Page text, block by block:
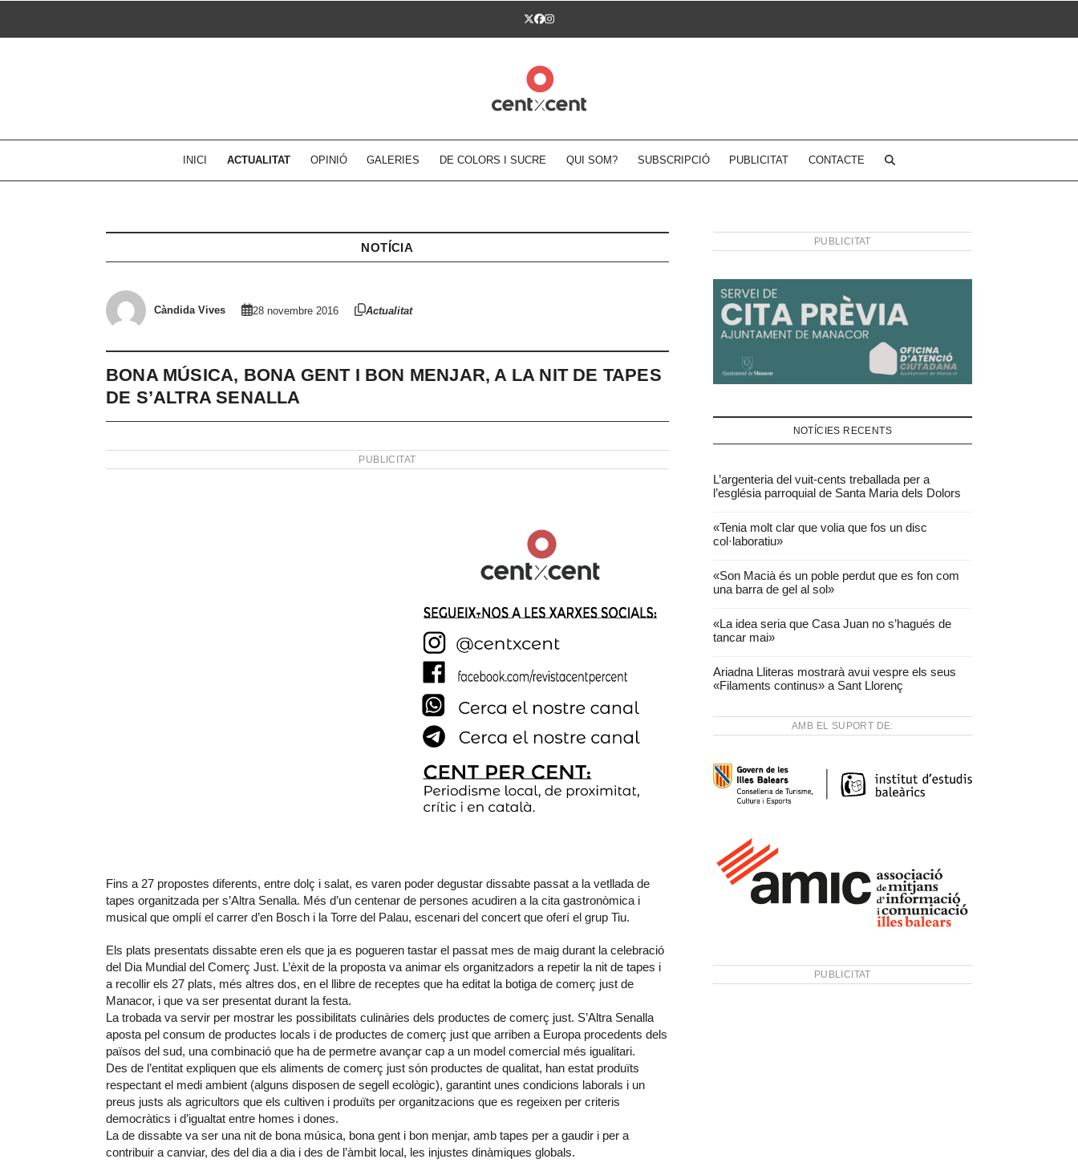
Twitter
Facebook
Instagram
INICI ACTUALITAT OPINIÓ GALERIES DE COLORS I SUCRE QUI SOM? SUBSCRIPCIÓ PUBLICITAT CONTACTE
NOTÍCIA
Càndida Vives 28 novembre 2016 Actualitat
BONA MÚSICA, BONA GENT I BON MENJAR, A LA NIT DE TAPES
DE S’ALTRA SENALLA
PUBLICITAT
Fins a 27 propostes diferents, entre dolç i salat, es varen poder degustar dissabte passat a la vetllada de
tapes organitzada per s’Altra Senalla. Més d’un centenar de persones acudiren a la cita gastronòmica i
musical que omplí el carrer d’en Bosch i la Torre del Palau, escenari del concert que oferí el grup Tiu.
Els plats presentats dissabte eren els que ja es pogueren tastar el passat mes de maig durant la celebració
del Dia Mundial del Comerç Just. L’èxit de la proposta va animar els organitzadors a repetir la nit de tapes i
a recollir els 27 plats, més altres dos, en el llibre de receptes que ha editat la botiga de comerç just de
Manacor, i que va ser presentat durant la festa.
La trobada va servir per mostrar les possibilitats culinàries dels productes de comerç just. S’Altra Senalla
aposta pel consum de productes locals i de productes de comerç just que arriben a Europa procedents dels
països del sud, una combinació que ha de permetre avançar cap a un model comercial més igualitari.
Des de l’entitat expliquen que els aliments de comerç just són productes de qualitat, han estat produïts
respectant el medi ambient (alguns disposen de segell ecològic), garantint unes condicions laborals i un
preus justs als agricultors que els cultiven i produïts per organitzacions que es regeixen per criteris
democràtics i d’igualtat entre homes i dones.
La de dissabte va ser una nit de bona música, bona gent i bon menjar, amb tapes per a gaudir i per a
contribuir a canviar, des del dia a dia i des de l’àmbit local, les injustes dinàmiques globals.
PUBLICITAT
NOTÍCIES RECENTS
L’argenteria del vuit-cents treballada per a
l’església parroquial de Santa Maria dels Dolors
«Tenia molt clar que volia que fos un disc
col·laboratiu»
«Son Macià és un poble perdut que es fon com
una barra de gel al sol»
«La idea seria que Casa Juan no s’hagués de
tancar mai»
Ariadna Lliteras mostrarà avui vespre els seus
«Filaments continus» a Sant Llorenç
AMB EL SUPORT DE:
PUBLICITAT